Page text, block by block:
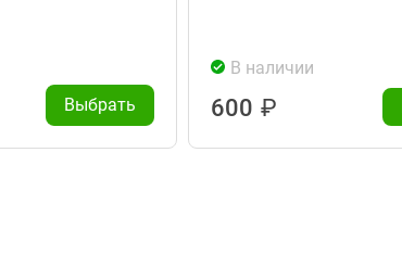
Выбрать
В наличии
600 ₽